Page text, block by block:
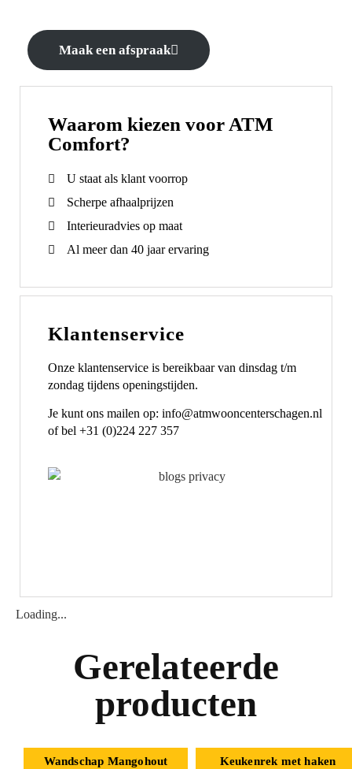
Maak een afspraak
Waarom kiezen voor ATM
Comfort?
U staat als klant voorrop
Scherpe afhaalprijzen
Interieuradvies op maat
Al meer dan 40 jaar ervaring
Klantenservice
Onze klantenservice is bereikbaar van dinsdag t/m
zondag tijdens openingstijden.
Je kunt ons mailen op: info@atmwooncenterschagen.nl
of bel +31 (0)224 227 357
Loading...
Gerelateerde
producten
Wandschap Mangohout Keukenrek met haken